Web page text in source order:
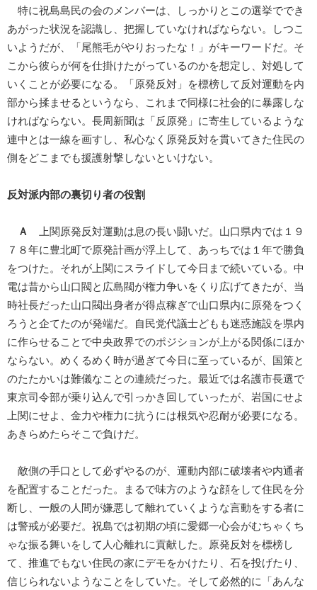
特に祝島島民の会のメンバーは、しっかりとこの選挙ででき
あがった状況を認識し、把握していなければならない。しつこ
いようだが、「尾熊毛がやりおったな！」がキーワードだ。そ
こから彼らが何を仕掛けたがっているのかを想定し、対処して
いくことが必要になる。「原発反対」を標榜して反対運動を内
部から揉ませるというなら、これまで同様に社会的に暴露しな
ければならない。長周新聞は「反原発」に寄生しているような
連中とは一線を画すし、私心なく原発反対を貫いてきた住民の
側をどこまでも援護射撃しないといけない。
反対派内部の裏切り者の役割
Ａ
上関原発反対運動は息の長い闘いだ。山口県内では１９
７８年に豊北町で原発計画が浮上して、あっちでは１年で勝負
をつけた。それが上関にスライドして今日まで続いている。中
電は昔から山口閥と広島閥が権力争いをくり広げてきたが、当
時社長だった山口閥出身者が得点稼ぎで山口県内に原発をつく
ろうと企てたのが発端だ。自民党代議士どもも迷惑施設を県内
に作らせることで中央政界でのポジションが上がる関係にほか
ならない。めくるめく時が過ぎて今日に至っているが、国策と
のたたかいは難儀なことの連続だった。最近では名護市長選で
東京司令部が乗り込んで引っかき回していったが、岩国にせよ
上関にせよ、金力や権力に抗うには根気や忍耐が必要になる。
あきらめたらそこで負けだ。
敵側の手口として必ずやるのが、運動内部に破壊者や内通者
を配置することだった。まるで味方のような顔をして住民を分
断し、一般の人間が嫌悪して離れていくような言動をする者に
は警戒が必要だ。祝島では初期の頃に愛郷一心会がむちゃくち
ゃな振る舞いをして人心離れに貢献した。原発反対を標榜し
て、推進でもない住民の家にデモをかけたり、石を投げたり、
信じられないようなことをしていた。そして必然的に「あんな